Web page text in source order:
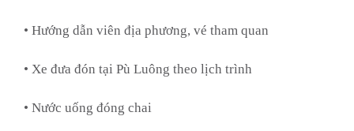
• Hướng dẫn viên địa phương, vé tham quan
• Xe đưa đón tại Pù Luông theo lịch trình
• Nước uống đóng chai